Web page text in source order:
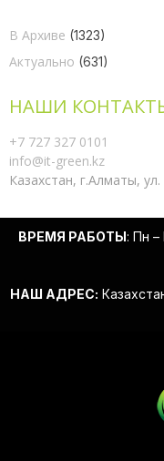
В Архиве (1323)
Актуально (631)
НАШИ
+7 727 327 0101
info@it-green.kz
Казахстан, г.Алматы,
ВРЕМЯ РАБОТЫ: Пн
НАШ АДРЕС: